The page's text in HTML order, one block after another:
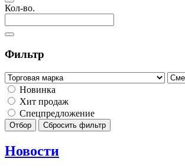
Кол-во.
Фильтр
Новинка
Хит продаж
Спецпредложение
Отбор Сбросить фильтр
Новости